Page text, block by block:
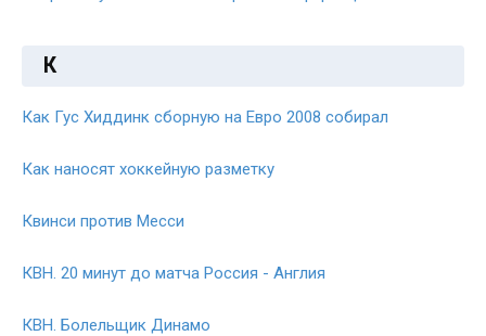
К
Как Гус Хиддинк сборную на Евро 2008 собирал
Как наносят хоккейную разметку
Квинси против Месси
КВН. 20 минут до матча Россия - Англия
КВН. Болельщик Динамо